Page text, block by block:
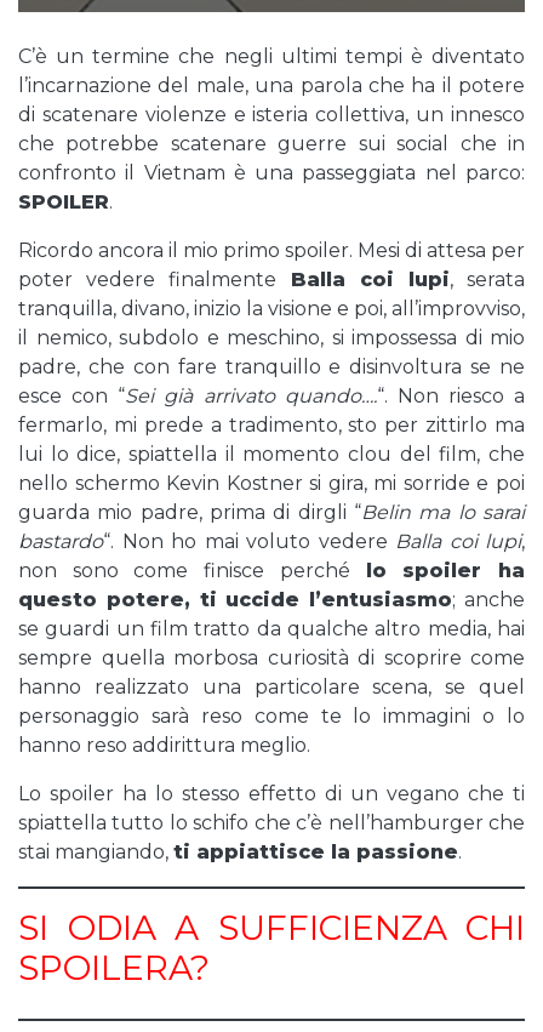
C’è un termine che negli ultimi tempi è diventato
l’incarnazione del male, una parola che ha il potere
di scatenare violenze e isteria collettiva, un innesco
che potrebbe scatenare guerre sui social che in
confronto il Vietnam è una passeggiata nel parco:
SPOILER.
Ricordo ancora il mio primo spoiler. Mesi di attesa per
poter vedere finalmente Balla coi lupi, serata
tranquilla, divano, inizio la visione e poi, all’improvviso,
il nemico, subdolo e meschino, si impossessa di mio
padre, che con fare tranquillo e disinvoltura se ne
esce con “Sei già arrivato quando….“. Non riesco a
fermarlo, mi prede a tradimento, sto per zittirlo ma
lui lo dice, spiattella il momento clou del film, che
nello schermo Kevin Kostner si gira, mi sorride e poi
guarda mio padre, prima di dirgli “Belin ma lo sarai
bastardo“. Non ho mai voluto vedere Balla coi lupi,
non sono come finisce perché lo spoiler ha
questo potere, ti uccide l’entusiasmo; anche
se guardi un film tratto da qualche altro media, hai
sempre quella morbosa curiosità di scoprire come
hanno realizzato una particolare scena, se quel
personaggio sarà reso come te lo immagini o lo
hanno reso addirittura meglio.
Lo spoiler ha lo stesso effetto di un vegano che ti
spiattella tutto lo schifo che c’è nell’hamburger che
stai mangiando, ti appiattisce la passione.
SI ODIA A SUFFICIENZA CHI
SPOILERA?